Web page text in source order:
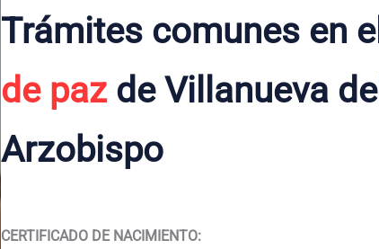
Trámites comunes en el
de pazde Villanueva del
Arzobispo
CERTIFICADO DE NACIMIENTO: